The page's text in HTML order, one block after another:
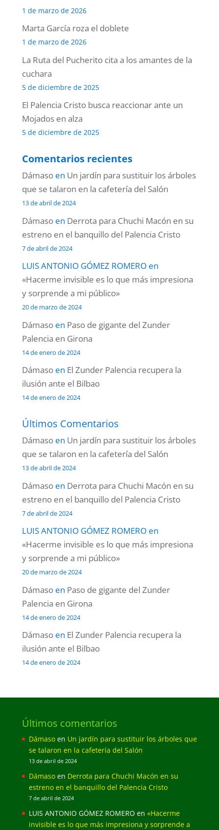
1 de marzo de 2026
Marta García roza el doblete
1 de marzo de 2026
La Ruta del Pucherito cita a los amantes de la
cuchara
5 de diciembre de 2025
El Palencia Cristo busca reaccionar ante un
Mojados en alza
5 de diciembre de 2025
Comentarios recientes
Dámasoen Un jardín para sustituir los árboles
que se talaron en la cafetería del Salón
13 de abril de 2024
Dámasoen Derrota para Chuchi Macón en su
estreno en el banquillo del Palencia Cristo
7 de abril de 2024
LUIS ANTONIO GÓMEZ ROMEROen
«Hacerme invisible es lo que más impresiona
y sorprende a mi público»
20 de marzo de 2024
Dámasoen Paso de gigante del Zunder
Palencia en Girona
14 de enero de 2024
Dámasoen El Zunder Palencia recupera la
ilusión ante el Bilbao
14 de enero de 2024
Últimos Comentarios
Dámasoen Un jardín para sustituir los árboles
que se talaron en la cafetería del Salón
13 de abril de 2024
Dámasoen Derrota para Chuchi Macón en su
estreno en el banquillo del Palencia Cristo
7 de abril de 2024
LUIS ANTONIO GÓMEZ ROMEROen
«Hacerme invisible es lo que más impresiona
y sorprende a mi público»
20 de marzo de 2024
Dámasoen Paso de gigante del Zunder
Palencia en Girona
14 de enero de 2024
Dámasoen El Zunder Palencia recupera la
ilusión ante el Bilbao
14 de enero de 2024
Últimos comentarios
Dámasoen Un jardín para sustituir los árboles que
se talaron en la cafetería del Salón
13 de abril de 2024
Dámasoen Derrota para Chuchi Macón en su
estreno en el banquillo del Palencia Cristo
7 de abril de 2024
LUIS ANTONIO GÓMEZ ROMERO en «Hacerme
invisible es lo que más impresiona y sorprende a